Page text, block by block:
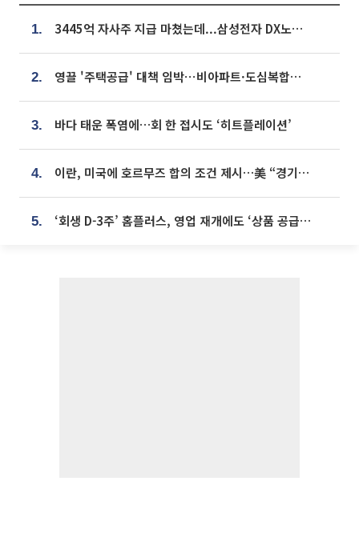
1. 3445억 자사주 지급 마쳤는데...삼성전자 DX노조, 뒤늦은 '떼쓰기 집회'
2. 영끌 '주택공급' 대책 임박⋯비아파트·도심복합까지 총동원
3. 바다 태운 폭염에…회 한 접시도 ‘히트플레이션’
4. 이란, 미국에 호르무즈 합의 조건 제시…美 “경기 아직 안 끝나” [종합]
5. ‘회생 D-3주’ 홈플러스, 영업 재개에도 ‘상품 공급망’ 복구가 생존 관건